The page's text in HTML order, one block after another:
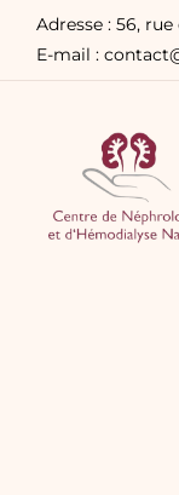
Adresse : 56,
E-mail :